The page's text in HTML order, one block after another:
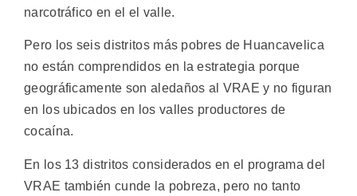
narcotráfico en el el valle.
Pero los seis distritos más pobres de Huancavelica
no están comprendidos en la estrategia porque
geográficamente son aledaños al VRAE y no figuran
en los ubicados en los valles productores de
cocaína.
En los 13 distritos considerados en el programa del
VRAE también cunde la pobreza, pero no tanto